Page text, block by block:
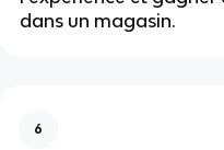
dans un magasin.
6